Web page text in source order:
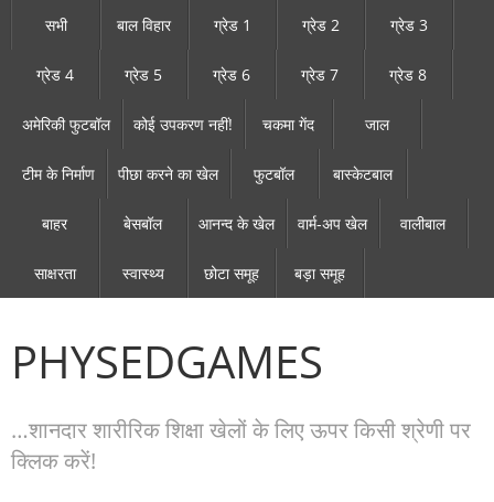
सभी बाल विहार ग्रेड 1 ग्रेड 2 ग्रेड 3
ग्रेड 4 ग्रेड 5 ग्रेड 6 ग्रेड 7 ग्रेड 8
अमेरिकी फुटबॉल कोई उपकरण नहीं! चकमा गेंद जाल
टीम के निर्माण पीछा करने का खेल फुटबॉल बास्केटबाल
बाहर बेसबॉल आनन्द के खेल वार्म-अप खेल वालीबाल
साक्षरता स्वास्थ्य छोटा समूह बड़ा समूह
PHYSEDGAMES
…शानदार शारीरिक शिक्षा खेलों के लिए ऊपर किसी श्रेणी पर
क्लिक करें!